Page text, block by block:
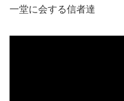
一堂に会する信者達